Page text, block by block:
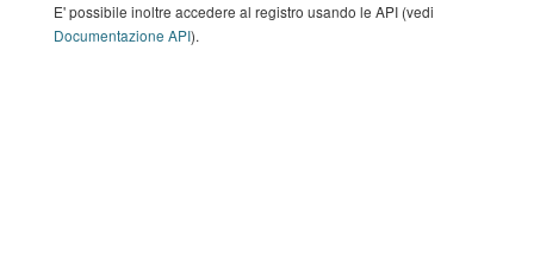
E' possibile inoltre accedere al registro usando le API (vedi
Documentazione API).